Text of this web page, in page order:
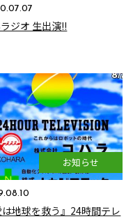
ジオ 生出演!!
お知らせ
は地球を救う』24時間テレ